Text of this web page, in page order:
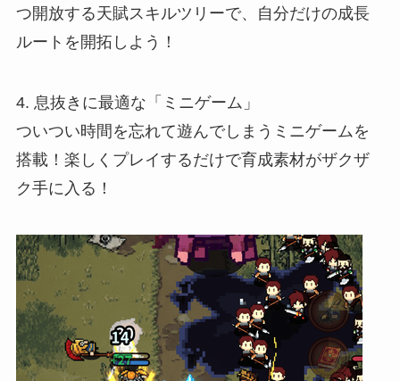
つ開放する天賦スキルツリーで、自分だけの成長
ルートを開拓しよう！
4. 息抜きに最適な「ミニゲーム」
ついつい時間を忘れて遊んでしまうミニゲームを
搭載！楽しくプレイするだけで育成素材がザクザ
ク手に入る！